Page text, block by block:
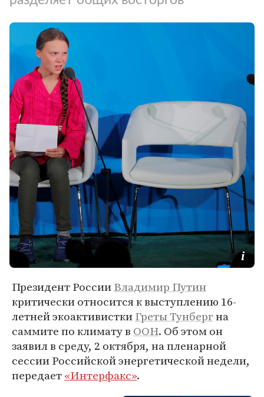
Президент РоссииВладимир Путин
критически относится к выступлению 16-
летней экоактивисткиГреты Тунбергна
саммите по климату в ООН. Об этом он
заявил в среду, 2 октября, на пленарной
сессии Российской энергетической недели,
передает«Интерфакс».